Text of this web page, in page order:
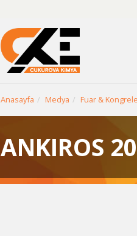
Anasayfa Medya Fuar &
ANKIROS